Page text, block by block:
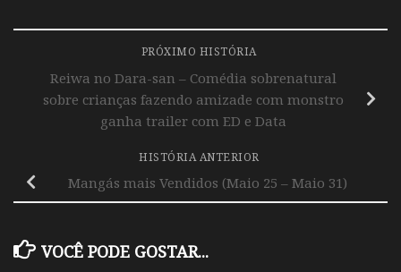
PRÓXIMO HISTÓRIA
Reiwa no Dara-san – Comédia sobrenatural
sobre crianças fazendo amizade com monstro
ganha trailer com ED e Data
HISTÓRIA ANTERIOR
Mangás mais Vendidos (Maio 25 – Maio 31)
VOCÊ PODE GOSTAR...